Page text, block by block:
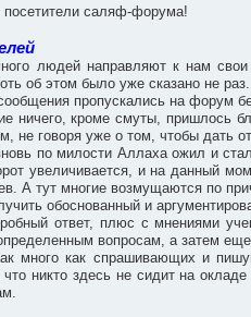
саляф-форума!
людей направляют к нам
об этом было уже сказано не раз.
пропускались на форум
ничего, кроме смуты, пришлось
говоря уже о том, чтобы дать
по милости Аллаха ожил и
увеличивается, и на данный
А тут многие возмущаются по
обоснованный и
ответ, плюс с мнениями
вопросам, а затем еще
много как спрашивающих и
никто здесь не сидит на